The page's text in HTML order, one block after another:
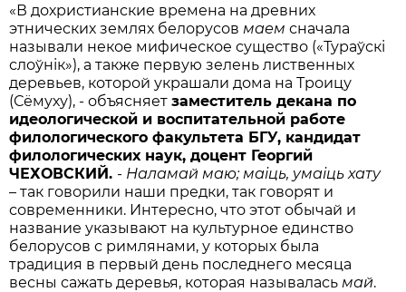
«В дохристианские времена на древних
этнических землях белорусовмаем сначала
называли некое мифическое существо («Тураўскі
слоўнік»), а также первую зелень лиственных
деревьев, которой украшали дома на Троицу
(Сёмуху), - объясняетзаместитель декана по
идеологической и воспитательной работе
филологического факультета БГУ, кандидат
филологических наук, доцент Георгий
ЧЕХОВСКИЙ. - Наламай маю; маіць, умаіць хату
– так говорили наши предки, так говорят и
современники. Интересно, что этот обычай и
название указывают на культурное единство
белорусов с римлянами, у которых была
традиция в первый день последнего месяца
весны сажать деревья, которая называласьмай.